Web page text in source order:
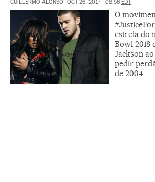
GUILLERMO ALONSO | OCT 26, 2017 - 08:56 EDT
O
estrela do
Bowl 2018
Jackson
pedir
de 2004